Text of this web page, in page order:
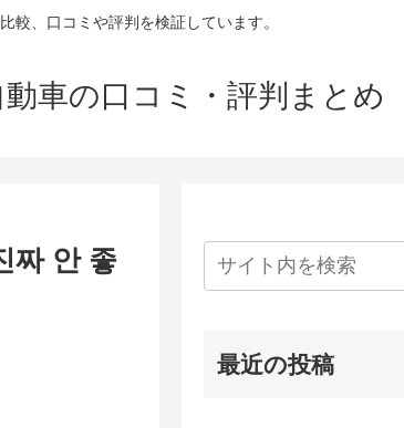
較、口コミや評判を検証しています。
車の口コミ・評判まとめ
짜 안 좋
最近の投稿